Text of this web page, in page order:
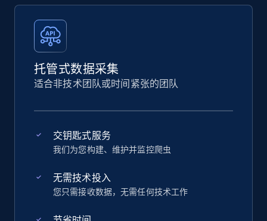
托管式数据采集
适合非技术团队或时间紧张的团队
交钥匙式服务
我们为您构建、维护并监控爬虫
无需技术投入
您只需接收数据，无需任何技术工作